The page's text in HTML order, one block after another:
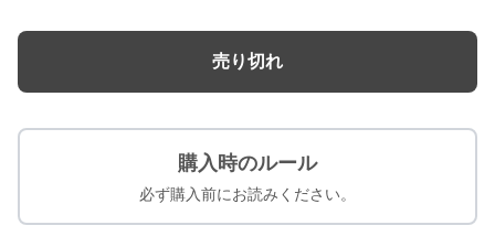
売り切れ
購入時のルール
必ず購入前にお読みください。